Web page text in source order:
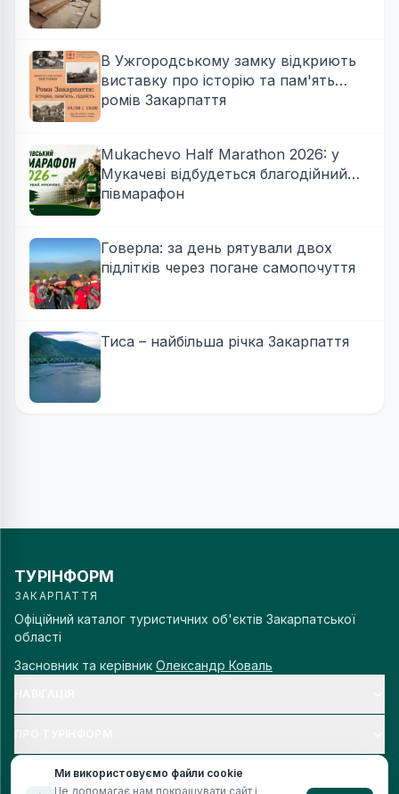
В Ужгородському замку відкриють
виставку про історію та пам'ять
ромів Закарпаття
Mukachevo Half Marathon 2026: у
Мукачеві відбудеться благодійний
півмарафон
Говерла: за день рятували двох
підлітків через погане самопочуття
Тиса – найбільша річка Закарпаття
ТУРІНФОРМ
ЗАКАРПАТТЯ
Офіційний каталог туристичних об'єктів Закарпатської
області
Засновник та керівник Олександр Коваль
Ми використовуємо файли cookie
Це допомагає нам покращувати сайт і